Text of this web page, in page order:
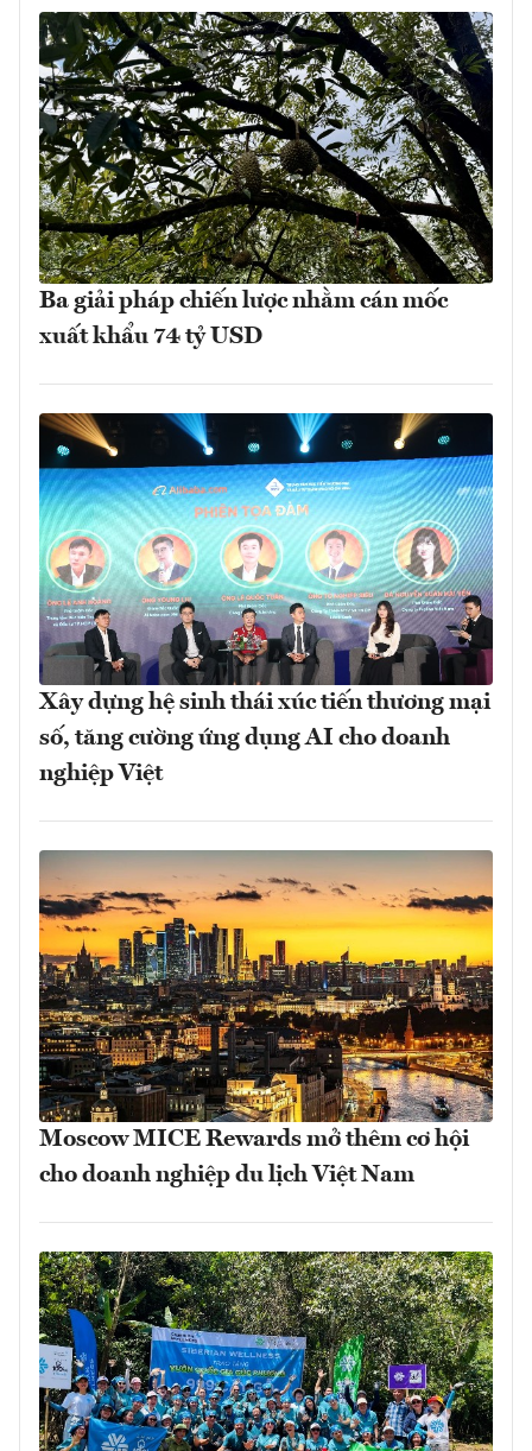
Ba giải pháp chiến lược nhằm cán mốc
xuất khẩu 74 tỷ USD
Xây dựng hệ sinh thái xúc tiến thương mại
số, tăng cường ứng dụng AI cho doanh
nghiệp Việt
Moscow MICE Rewards mở thêm cơ hội
cho doanh nghiệp du lịch Việt Nam